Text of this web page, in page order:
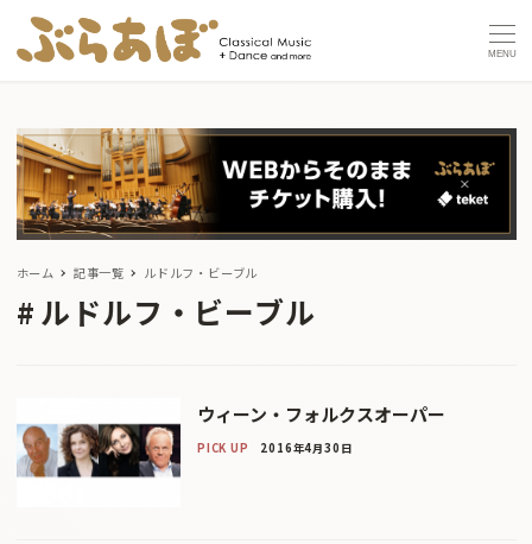
MENU
ホーム 記事一覧 ルドルフ・ビーブル
ルドルフ・ビーブル
ウィーン・フォルクスオーパー
PICK UP 2016年4月30日